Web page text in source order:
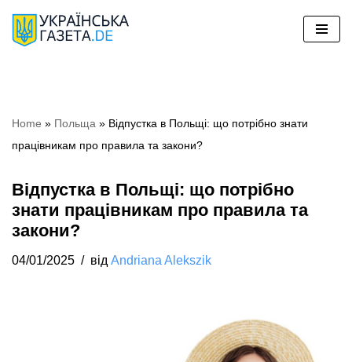
Перейти
Home » Польща » Відпустка в Польщі: що потрібно знати
працівникам про правила та закони?
Відпустка в Польщі: що потрібно
знати працівникам про правила та
закони?
04/01/2025 від Andriana Alekszik